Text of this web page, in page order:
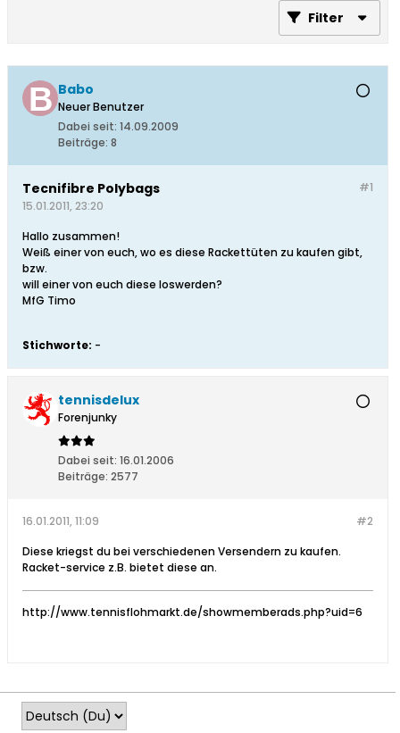
Filter
Babo
Neuer Benutzer
Dabei seit: 14.09.2009
Beiträge: 8
#1
Tecnifibre Polybags
15.01.2011, 23:20
Hallo zusammen!
Weiß einer von euch, wo es diese Rackettüten zu kaufen gibt,
bzw.
will einer von euch diese loswerden?
MfG Timo
Stichworte: -
tennisdelux
Forenjunky
Dabei seit: 16.01.2006
Beiträge: 2577
#2
16.01.2011, 11:09
Diese kriegst du bei verschiedenen Versendern zu kaufen.
Racket-service z.B. bietet diese an.
http://www.tennisflohmarkt.de/showmemberads.php?uid=6